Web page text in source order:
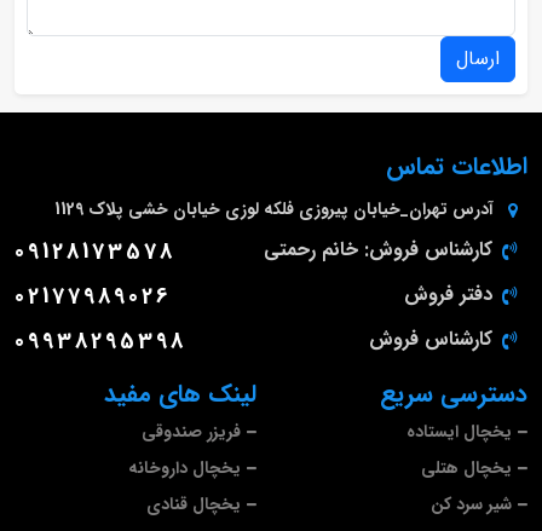
ارسال
لینک های مفید
فریزر صندوقی
یخچال داروخانه
یخچال قنادی
دسترسی سریع
یخچال ایستاده
یخچال هتلی
شیر سرد کن
اطلاعات تماس
آدرس تهران_خیابان پیروزی فلکه لوزی خیابان خشی پلاک 1129
کارشناس فروش: خانم رحمتی 09128173578
دفتر فروش 02177989026
کارشناس فروش 09938295398